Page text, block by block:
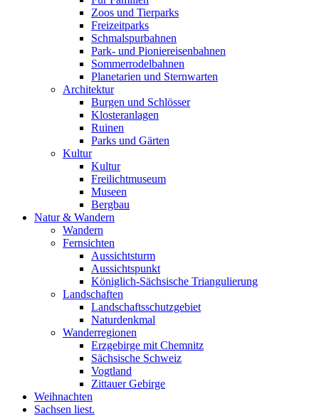
Zoos und Tierparks
Freizeitparks
Schmalspurbahnen
Park- und Pioniereisenbahnen
Sommerrodelbahnen
Planetarien und Sternwarten
Architektur
Burgen und Schlösser
Klosteranlagen
Ruinen
Parks und Gärten
Kultur
Kultur
Freilichtmuseum
Museen
Bergbau
Natur & Wandern
Wandern
Fernsichten
Aussichtsturm
Aussichtspunkt
Königlich-Sächsische Triangulierung
Landschaften
Landschaftsschutzgebiet
Naturdenkmal
Wanderregionen
Erzgebirge mit Chemnitz
Sächsische Schweiz
Vogtland
Zittauer Gebirge
Weihnachten
Sachsen liest.